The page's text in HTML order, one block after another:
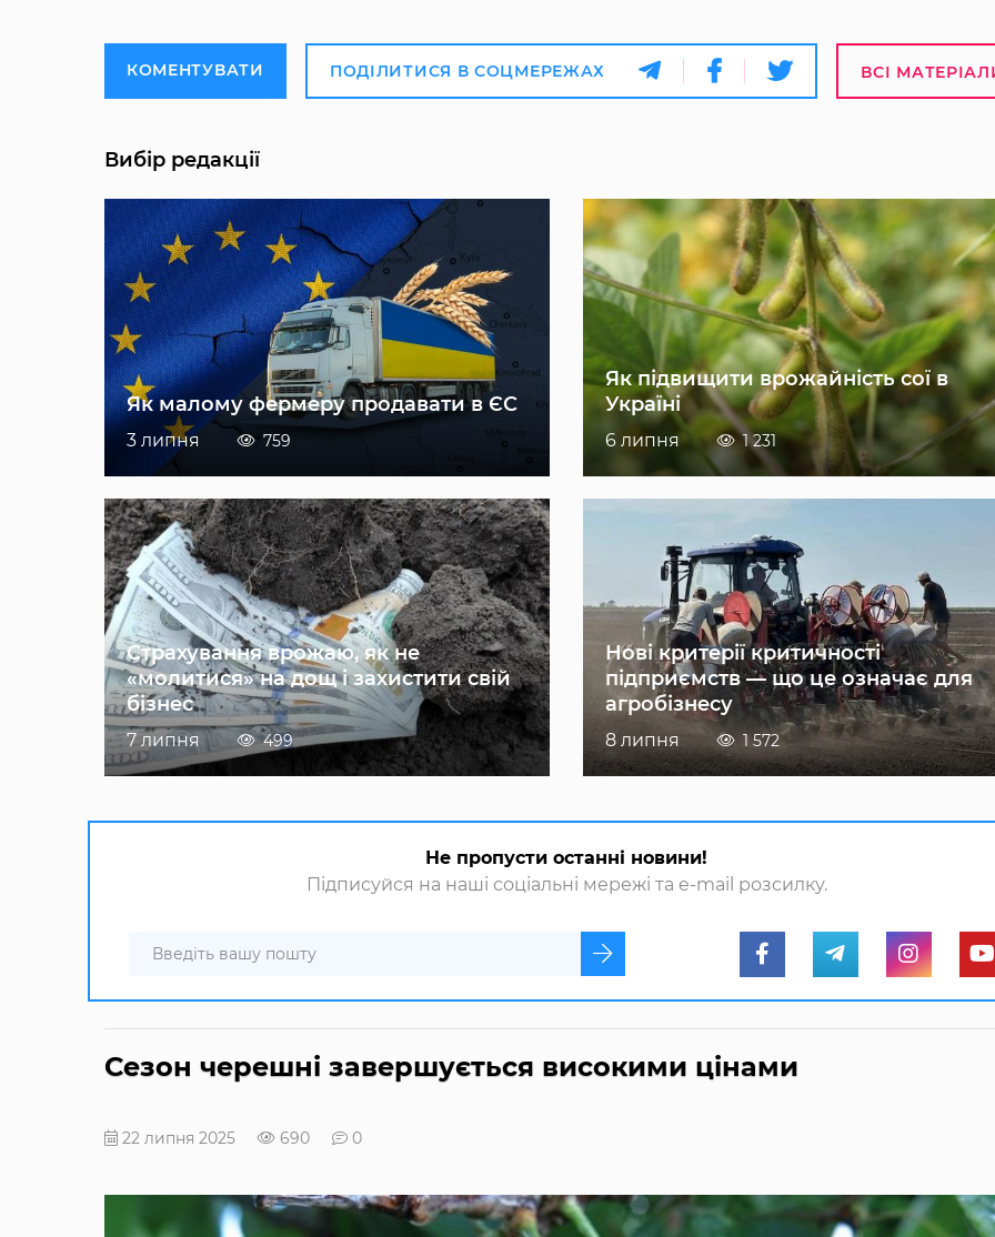
КОМЕНТУВАТИ ПОДІЛИТИСЯ В СОЦМЕРЕЖАХ ВСІ
Вибір редакції
Як малому фермеру продавати в ЄС
3 липня 759
Як підвищити врожайність сої в
Україні
6 липня 1 231
Страхування врожаю, як не
«молитися» на дощ і захистити свій
бізнес
7 липня 499
Нові критерії критичності
підприємств — що це означає для
агробізнесу
8 липня 1 572
Не пропусти останні новини!
Підписуйся на наші соціальні мережі та e-mail розсилку.
Сезон черешні завершується високими цінами
22 липня 2025 690 0